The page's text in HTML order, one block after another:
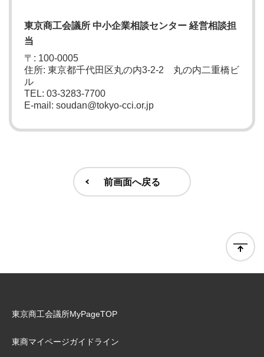
東京商工会議所 中小企業相談センター 経営相談担
当
〒: 100-0005
住所: 東京都千代田区丸の内3-2-2 丸の内二重橋ビ
ル
TEL: 03-3283-7700
E-mail: soudan@tokyo-cci.or.jp
前画面へ戻る
東京商工会議所MyPageTOP
東商マイページガイドライン